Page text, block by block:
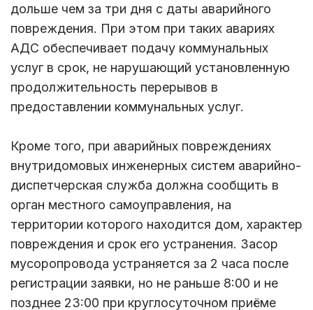
дольше чем за три дня с даты аварийного
повреждения. При этом при таких авариях
АДС обеспечивает подачу коммунальных
услуг в срок, не нарушающий установленную
продолжительность перерывов в
предоставлении коммунальных услуг.
Кроме того, при аварийных повреждениях
внутридомовых инженерных систем аварийно-
диспетчерская служба должна сообщить в
орган местного самоуправления, на
территории которого находится дом, характер
повреждения и срок его устранения. Засор
мусоропровода устраняется за 2 часа после
регистрации заявки, но не раньше 8:00 и не
позднее 23:00 при круглосуточном приёме